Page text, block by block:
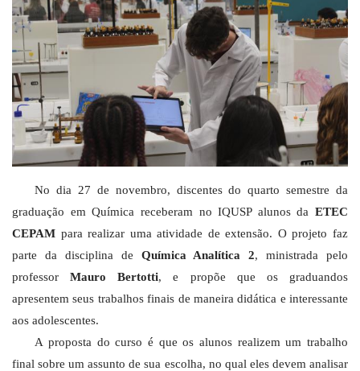
No dia 27 de novembro, discentes do quarto semestre da
graduação em Química receberam no IQUSP alunos da ETEC
CEPAM para realizar uma atividade de extensão. O projeto faz
parte da disciplina de Química Analítica 2, ministrada pelo
professorMauro Bertotti, e propõe que os graduandos
apresentem seus trabalhos finais de maneira didática e interessante
aos adolescentes.
A proposta do curso é que os alunos realizem um trabalho
final sobre um assunto de sua escolha, no qual eles devem analisar